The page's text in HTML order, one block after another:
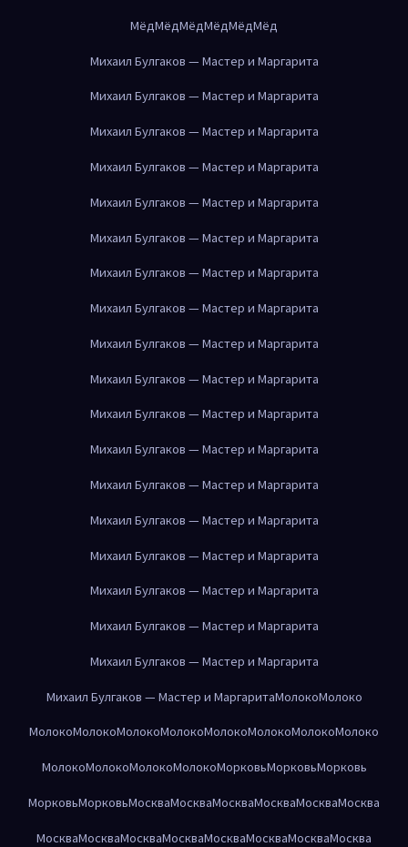
МёдМёдМёдМёдМёдМёд
Михаил Булгаков — Мастер и Маргарита
Михаил Булгаков — Мастер и Маргарита
Михаил Булгаков — Мастер и Маргарита
Михаил Булгаков — Мастер и Маргарита
Михаил Булгаков — Мастер и Маргарита
Михаил Булгаков — Мастер и Маргарита
Михаил Булгаков — Мастер и Маргарита
Михаил Булгаков — Мастер и Маргарита
Михаил Булгаков — Мастер и Маргарита
Михаил Булгаков — Мастер и Маргарита
Михаил Булгаков — Мастер и Маргарита
Михаил Булгаков — Мастер и Маргарита
Михаил Булгаков — Мастер и Маргарита
Михаил Булгаков — Мастер и Маргарита
Михаил Булгаков — Мастер и Маргарита
Михаил Булгаков — Мастер и Маргарита
Михаил Булгаков — Мастер и Маргарита
Михаил Булгаков — Мастер и Маргарита
Михаил Булгаков — Мастер и МаргаритаМолокоМолоко
МолокоМолокоМолокоМолокоМолокоМолокоМолокоМолоко
МолокоМолокоМолокоМолокоМорковьМорковьМорковь
МорковьМорковьМоскваМоскваМоскваМоскваМоскваМосква
МоскваМоскваМоскваМоскваМоскваМоскваМоскваМосква